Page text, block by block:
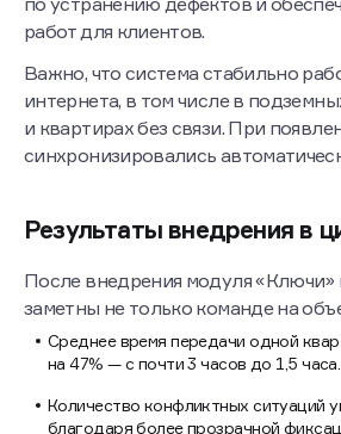
Источник: «Базис Недвижимость»
Внедрение модуля
В рамках пилота девелопер
передачи квартир:
запись дольщиков перевели в
инспекторы начали работать через
приложение, а замечания
с фото, привязкой к помещению и